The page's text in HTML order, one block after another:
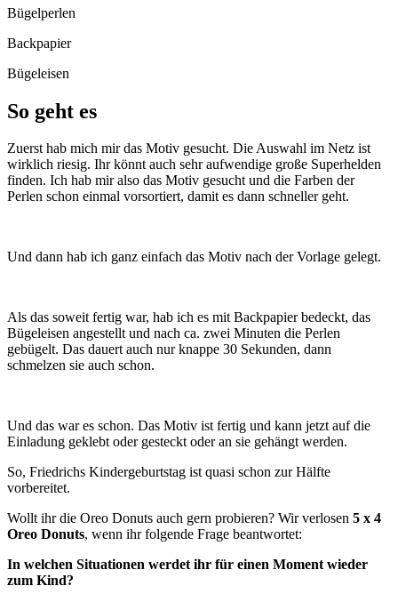
Bügelperlen
Backpapier
Bügeleisen
So geht es
Zuerst hab mich mir das Motiv gesucht. Die Auswahl im Netz ist
wirklich riesig. Ihr könnt auch sehr aufwendige große Superhelden
finden. Ich hab mir also das Motiv gesucht und die Farben der
Perlen schon einmal vorsortiert, damit es dann schneller geht.
Und dann hab ich ganz einfach das Motiv nach der Vorlage gelegt.
Als das soweit fertig war, hab ich es mit Backpapier bedeckt, das
Bügeleisen angestellt und nach ca. zwei Minuten die Perlen
gebügelt. Das dauert auch nur knappe 30 Sekunden, dann
schmelzen sie auch schon.
Und das war es schon. Das Motiv ist fertig und kann jetzt auf die
Einladung geklebt oder gesteckt oder an sie gehängt werden.
So, Friedrichs Kindergeburtstag ist quasi schon zur Hälfte
vorbereitet.
Wollt ihr die Oreo Donuts auch gern probieren? Wir verlosen 5 x 4
Oreo Donuts, wenn ihr folgende Frage beantwortet:
In welchen Situationen werdet ihr für einen Moment wieder
zum Kind?